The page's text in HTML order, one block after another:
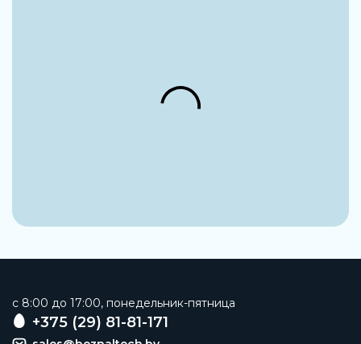
c 8:00 до 17:00, понедельник-пятница
+375 (29) 81-81-171